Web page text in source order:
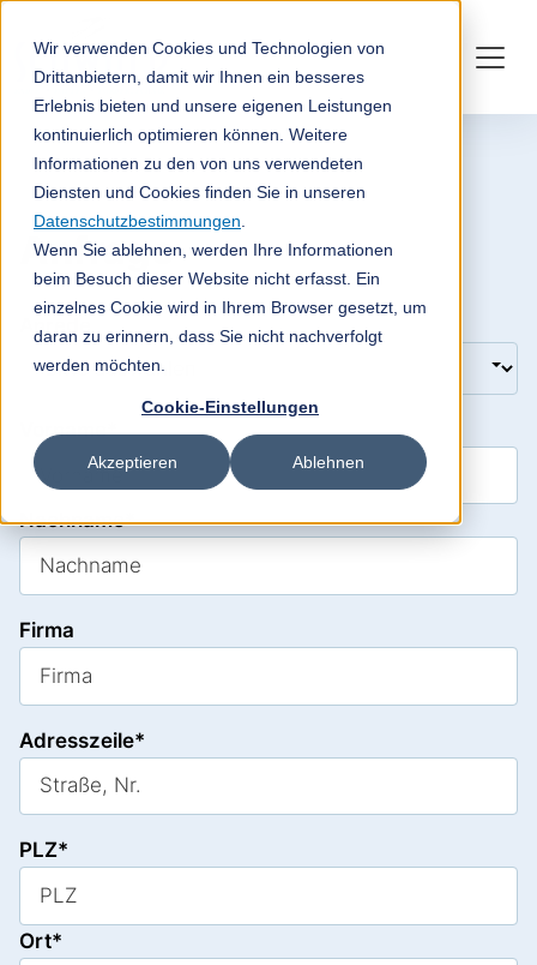
Wir verwenden Cookies und Technologien von
Drittanbietern, damit wir Ihnen ein besseres
Erlebnis bieten und unsere eigenen Leistungen
kontinuierlich optimieren können. Weitere
Informationen zu den von uns verwendeten
Diensten und Cookies finden Sie in unseren
Datenschutzbestimmungen
Wenn Sie ablehnen, werden Ihre Informationen
beim Besuch dieser Website nicht erfasst. Ein
einzelnes Cookie wird in Ihrem Browser gesetzt, um
daran zu erinnern, dass Sie nicht nachverfolgt
werden möchten.
Cookie-Einstellungen
Akzeptieren Ablehnen
Anfrage
Anrede
Vorname*
Nachname*
Firma
Adresszeile*
PLZ*
Ort*